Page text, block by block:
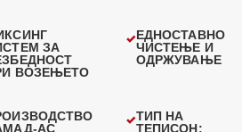
ЗА
ВОЗЕЊЕТО
ЕДНОСТАВНО
ЧИСТЕЊЕ И
ОДРЖУВАЊЕ
АС
ТИП НА
ТЕПИСОН: